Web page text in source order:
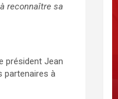
reconnaître sa
président Jean
partenaires à